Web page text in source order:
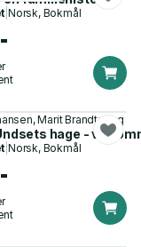
|Norsk, Bokmål
Marit Brandtsegg
hage -
|Norsk, Bokmål